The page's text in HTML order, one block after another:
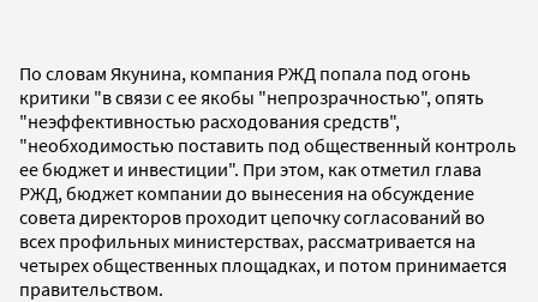
По словам Якунина, компания РЖД попала под огонь
критики "в связи с ее якобы "непрозрачностью", опять
"неэффективностью расходования средств",
"необходимостью поставить под общественный контроль
ее бюджет и инвестиции". При этом, как отметил глава
РЖД, бюджет компании до вынесения на обсуждение
совета директоров проходит цепочку согласований во
всех профильных министерствах, рассматривается на
четырех общественных площадках, и потом принимается
правительством.